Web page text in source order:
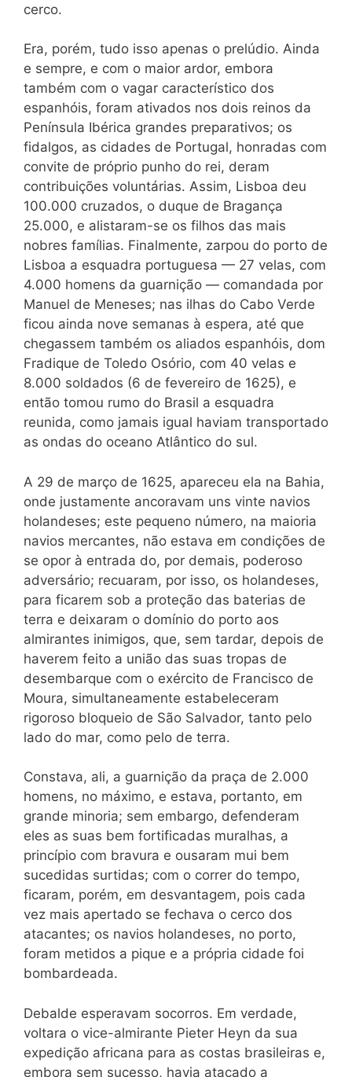
cerco.
Era, porém, tudo isso apenas o prelúdio. Ainda
e sempre, e com o maior ardor, embora
também com o vagar característico dos
espanhóis, foram ativados nos dois reinos da
Península Ibérica grandes preparativos; os
fidalgos, as cidades de Portugal, honradas com
convite de próprio punho do rei, deram
contribuições voluntárias. Assim, Lisboa deu
100.000 cruzados, o duque de Bragança
25.000, e alistaram-se os filhos das mais
nobres famílias. Finalmente, zarpou do porto de
Lisboa a esquadra portuguesa — 27 velas, com
4.000 homens da guarnição — comandada por
Manuel de Meneses; nas ilhas do Cabo Verde
ficou ainda nove semanas à espera, até que
chegassem também os aliados espanhóis, dom
Fradique de Toledo Osório, com 40 velas e
8.000 soldados (6 de fevereiro de 1625), e
então tomou rumo do Brasil a esquadra
reunida, como jamais igual haviam transportado
as ondas do oceano Atlântico do sul.
A 29 de março de 1625, apareceu ela na Bahia,
onde justamente ancoravam uns vinte navios
holandeses; este pequeno número, na maioria
navios mercantes, não estava em condições de
se opor à entrada do, por demais, poderoso
adversário; recuaram, por isso, os holandeses,
para ficarem sob a proteção das baterias de
terra e deixaram o domínio do porto aos
almirantes inimigos, que, sem tardar, depois de
haverem feito a união das suas tropas de
desembarque com o exército de Francisco de
Moura, simultaneamente estabeleceram
rigoroso bloqueio de São Salvador, tanto pelo
lado do mar, como pelo de terra.
Constava, ali, a guarnição da praça de 2.000
homens, no máximo, e estava, portanto, em
grande minoria; sem embargo, defenderam
eles as suas bem fortificadas muralhas, a
princípio com bravura e ousaram mui bem
sucedidas surtidas; com o correr do tempo,
ficaram, porém, em desvantagem, pois cada
vez mais apertado se fechava o cerco dos
atacantes; os navios holandeses, no porto,
foram metidos a pique e a própria cidade foi
bombardeada.
Debalde esperavam socorros. Em verdade,
voltara o vice-almirante Pieter Heyn da sua
expedição africana para as costas brasileiras e,
embora sem sucesso, havia atacado a